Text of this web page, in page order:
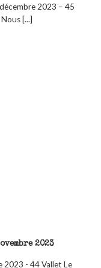
2023 – 45
[...]
2023
2023 - 44 Vallet Le